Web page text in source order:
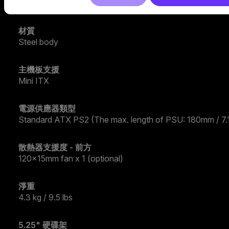
材質
Steel body
主機板支援
Mini ITX
電源供應器類型
Standard ATX PS2 (The max. length of PSU: 180mm /
散熱器支援度 - 前方
120x15mm fan x 1 (optional)
淨重
4.3 kg / 9.5 lbs
5.25" 硬碟架